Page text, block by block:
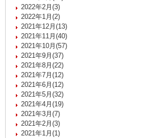
2022年2月(3)
2022年1月(2)
2021年12月(13)
2021年11月(40)
2021年10月(57)
2021年9月(37)
2021年8月(22)
2021年7月(12)
2021年6月(12)
2021年5月(32)
2021年4月(19)
2021年3月(7)
2021年2月(3)
2021年1月(1)